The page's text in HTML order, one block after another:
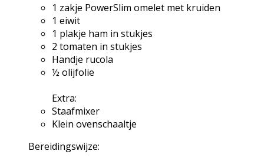
1 zakje PowerSlim omelet met kruiden
1 eiwit
1 plakje ham in stukjes
2 tomaten in stukjes
Handje rucola
½ olijfolie
Extra:
Staafmixer
Klein ovenschaaltje
Bereidingswijze: